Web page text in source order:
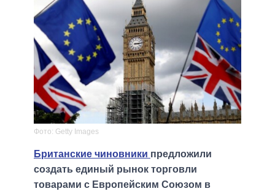
Фото: Getty Images
Британские чиновники предложили
создать единый рынок торговли
товарами с Европейским Союзом в